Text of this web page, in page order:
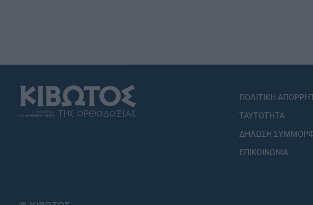
ΠΟΛΙΤΙΚΗ
ΤΑΥΤΟΤΗΤΑ
ΔΗΛΩΣΗ
ΕΠΙΚΟΙΝΩΝΙΑ